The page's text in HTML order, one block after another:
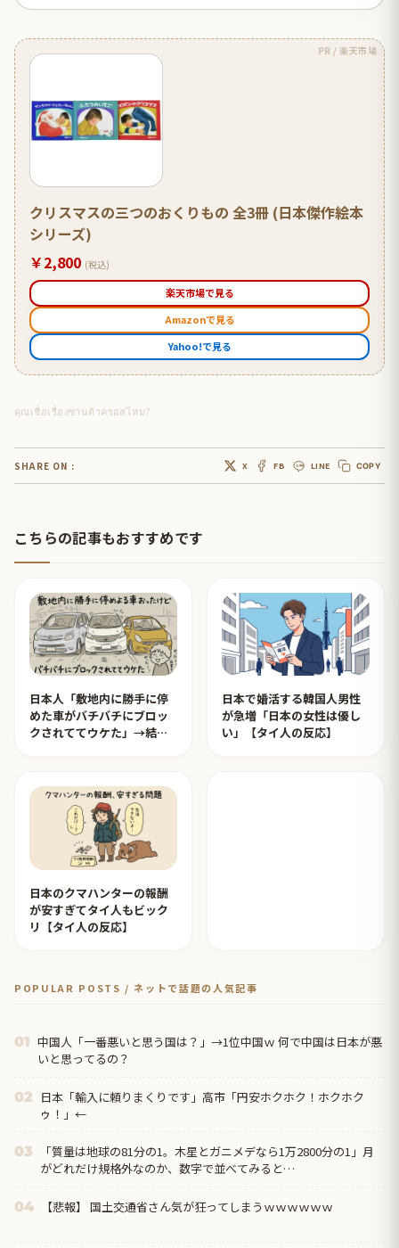
PR / 楽天市場
クリスマスの三つのおくりもの 全3冊 (日本傑作絵本
シリーズ)
￥2,800 (税込)
楽天市場で見る
Amazonで見る
Yahoo!で見る
คุณเชื่อเรื่องซานต้าครอสไหม?
SHARE ON : X FB LINE COPY
こちらの記事もおすすめです
日本人「敷地内に勝手に停
めた車がバチバチにブロッ
クされててウケた」→結末
日本で婚活する韓国人男性
が急増「日本の女性は優し
い」【タイ人の反応】
日本のクマハンターの報酬
が安すぎてタイ人もビック
リ【タイ人の反応】
POPULAR POSTS / ネットで話題の人気記事
01 中国人「一番悪いと思う国は？」→1位中国ｗ 何で中国は日本が悪
いと思ってるの？
02
日本「輸入に頼りまくりです」高市「円安ホクホク！ホクホク
ゥ！」←
03
「質量は地球の81分の1。木星とガニメデなら1万2800分の1」月
がどれだけ規格外なのか、数字で並べてみると…
04 【悲報】 国土交通省さん気が狂ってしまうｗｗｗｗｗｗ